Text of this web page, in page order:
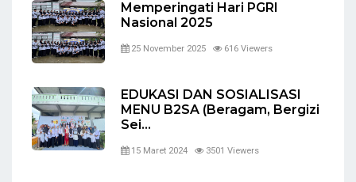
Memperingati Hari PGRI
Nasional 2025
25 November 2025 616 Viewers
EDUKASI DAN SOSIALISASI
MENU B2SA (Beragam, Bergizi
Sei...
15 Maret 2024 3501 Viewers